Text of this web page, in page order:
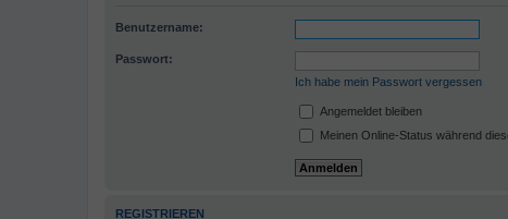
Benutzername:
Passwort:
Ich habe mein Passwort vergessen
Angemeldet bleiben
Meinen Online-Status während
REGISTRIEREN